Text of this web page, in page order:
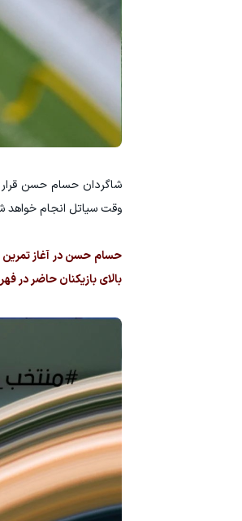
وقت سیاتل انجام خواهد
حسام حسن در آغاز تمرین
بالای بازیکنان حاضر در